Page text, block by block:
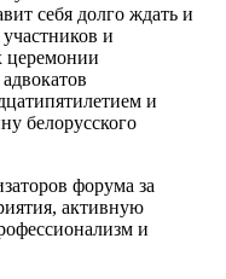
себя долго ждать и
и
церемонии
и
белорусского
форума за
активную
и